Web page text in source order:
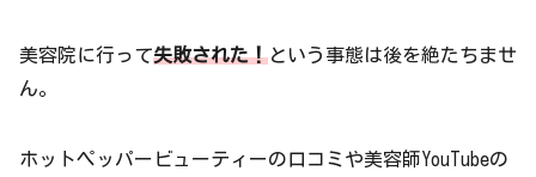
美容院に行って失敗された！という事態は後を絶たちませ
ん。
ホットペッパービューティーの口コミや美容師YouTubeの